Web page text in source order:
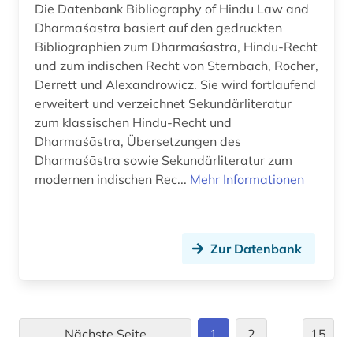
kriegsverbrechen (1)
kriegsverbrecherprozess (1)
kriminalität (2)
kriminalstatistik (1)
kriminologie (3)
kronländer (1)
Die Datenbank Bibliography of Hindu Law and
Dharmaśāstra basiert auf den gedruckten
Bibliographien zum Dharmaśāstra, Hindu-Recht
und zum indischen Recht von Sternbach, Rocher,
Derrett und Alexandrowicz. Sie wird fortlaufend
erweitert und verzeichnet Sekundärliteratur
zum klassischen Hindu-Recht und
Dharmaśāstra, Übersetzungen des
Dharmaśāstra sowie Sekundärliteratur zum
modernen indischen Rec... Mehr Informationen
Zur Datenbank